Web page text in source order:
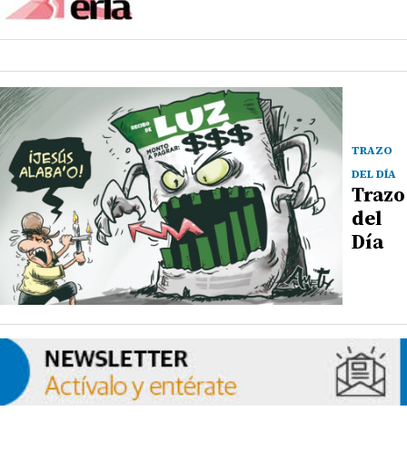
TRAZO
DEL DÍA
Trazo
del
Día